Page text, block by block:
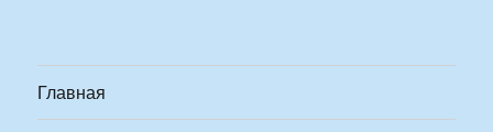
Главная